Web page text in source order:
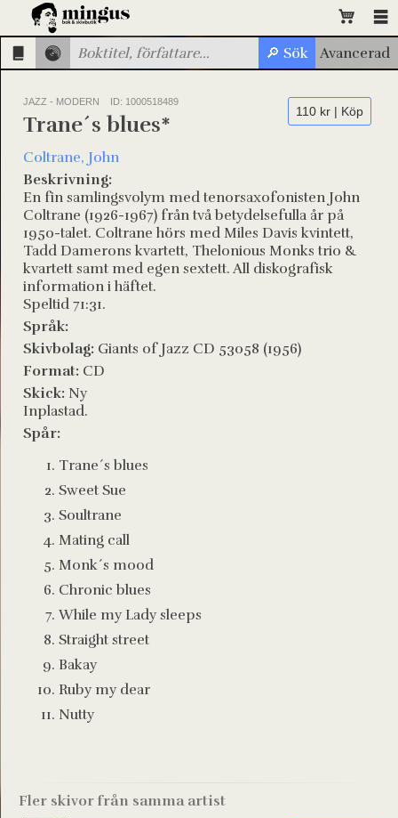
JAZZ - MODERN ID: 1000518489
110 kr | Köp
Trane´s blues*
Coltrane, John
Beskrivning:
En fin samlingsvolym med tenorsaxofonisten John
Coltrane (1926-1967) från två betydelsefulla år på
1950-talet. Coltrane hörs med Miles Davis kvintett,
Tadd Damerons kvartett, Thelonious Monks trio &
kvartett samt med egen sextett. All diskografisk
information i häftet.
Speltid 71:31.
Språk:
Skivbolag: Giants of Jazz CD 53058 (1956)
Format: CD
Skick: Ny
Inplastad.
Spår:
Trane´s blues
Sweet Sue
Soultrane
Mating call
Monk´s mood
Chronic blues
While my Lady sleeps
Straight street
Bakay
Ruby my dear
Nutty
Fler skivor från samma artist